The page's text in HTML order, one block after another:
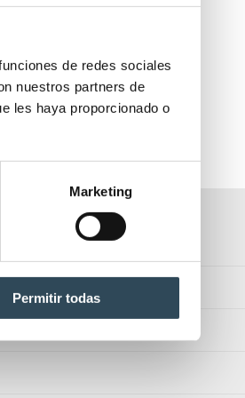
de redes sociales
nuestros partners de
les haya proporcionado o
Marketing
Permitir todas
Promoções APNA